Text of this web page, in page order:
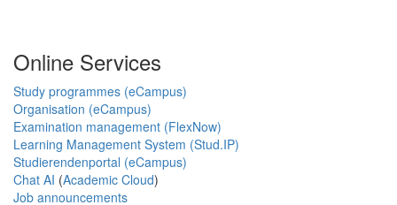
Online Services
Study programmes (eCampus)
Organisation (eCampus)
Examination management (FlexNow)
Learning Management System (Stud.IP)
Studierendenportal (eCampus)
Chat AI (Academic Cloud)
Job announcements